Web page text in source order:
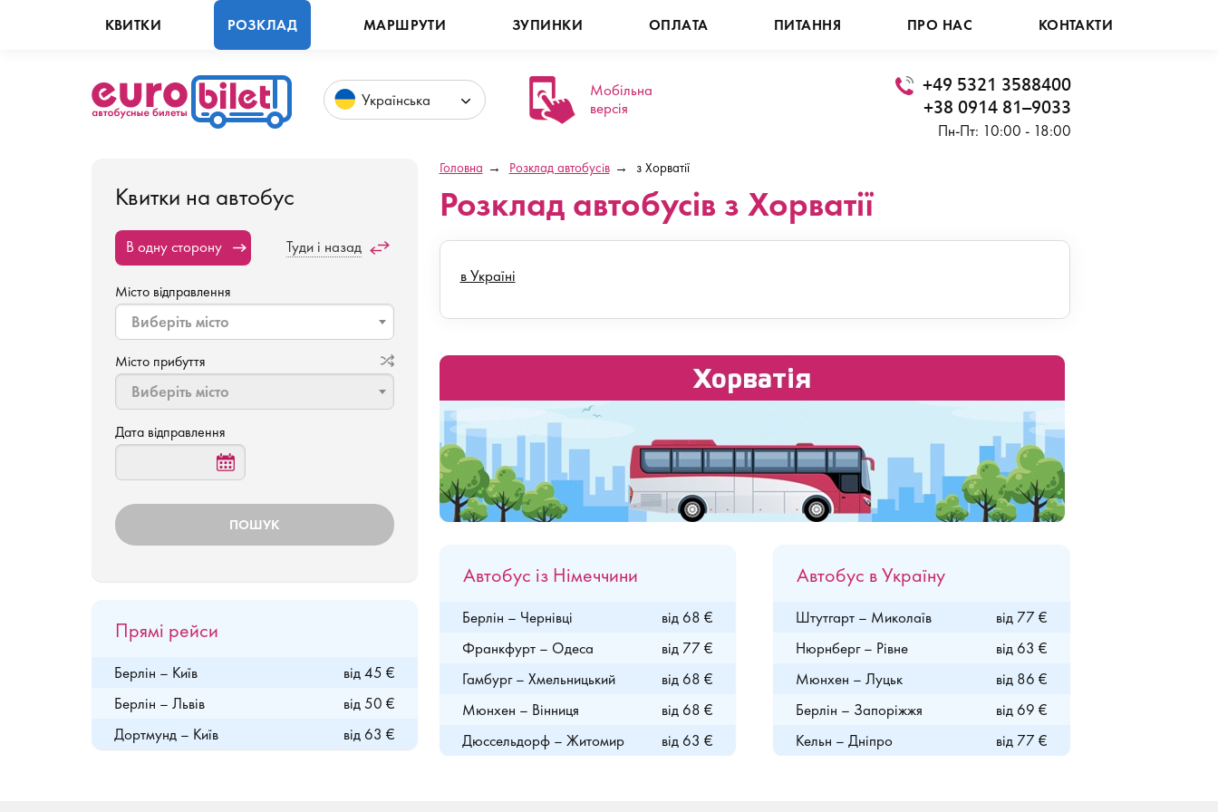
КВИТКИ РОЗКЛАД МАРШРУТИ ЗУПИНКИ ОПЛАТА ПИТАННЯ ПРО НАС КОНТАКТИ
Українська
Мобільна
версія
+49 5321 3588400
+38 0914 81–9033
Пн-Пт: 10:00 - 18:00
Квитки на автобус
В одну сторону Туди і назад
Місто відправлення
Виберіть місто
Місто прибуття
Виберіть місто
Дата відправлення
Прямі рейси
Берлін – Київ
від 45 €
Берлін – Львів
від 50 €
Дортмунд – Київ
від 63 €
Головна Розклад автобусів з Хорватії
Розклад автобусів з Хорватії
в Україні
Автобус із Німеччини
Берлін – Чернівці
від 68 €
Франкфурт – Одеса
від 77 €
Гамбург – Хмельницький
від 68 €
Мюнхен – Вінниця
від 68 €
Дюссельдорф – Житомир
від 63 €
Автобус в Україну
Штутгарт – Миколаїв
від 77 €
Нюрнберг – Рівне
від 63 €
Мюнхен – Луцьк
від 86 €
Берлін – Запоріжжя
від 69 €
Кельн – Дніпро
від 77 €